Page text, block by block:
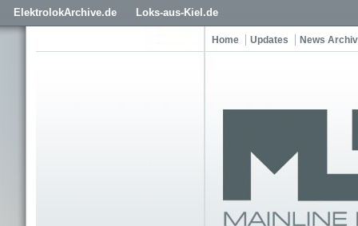
ElektrolokArchive.de Loks-aus-Kiel.de
Home Updates News Archiv